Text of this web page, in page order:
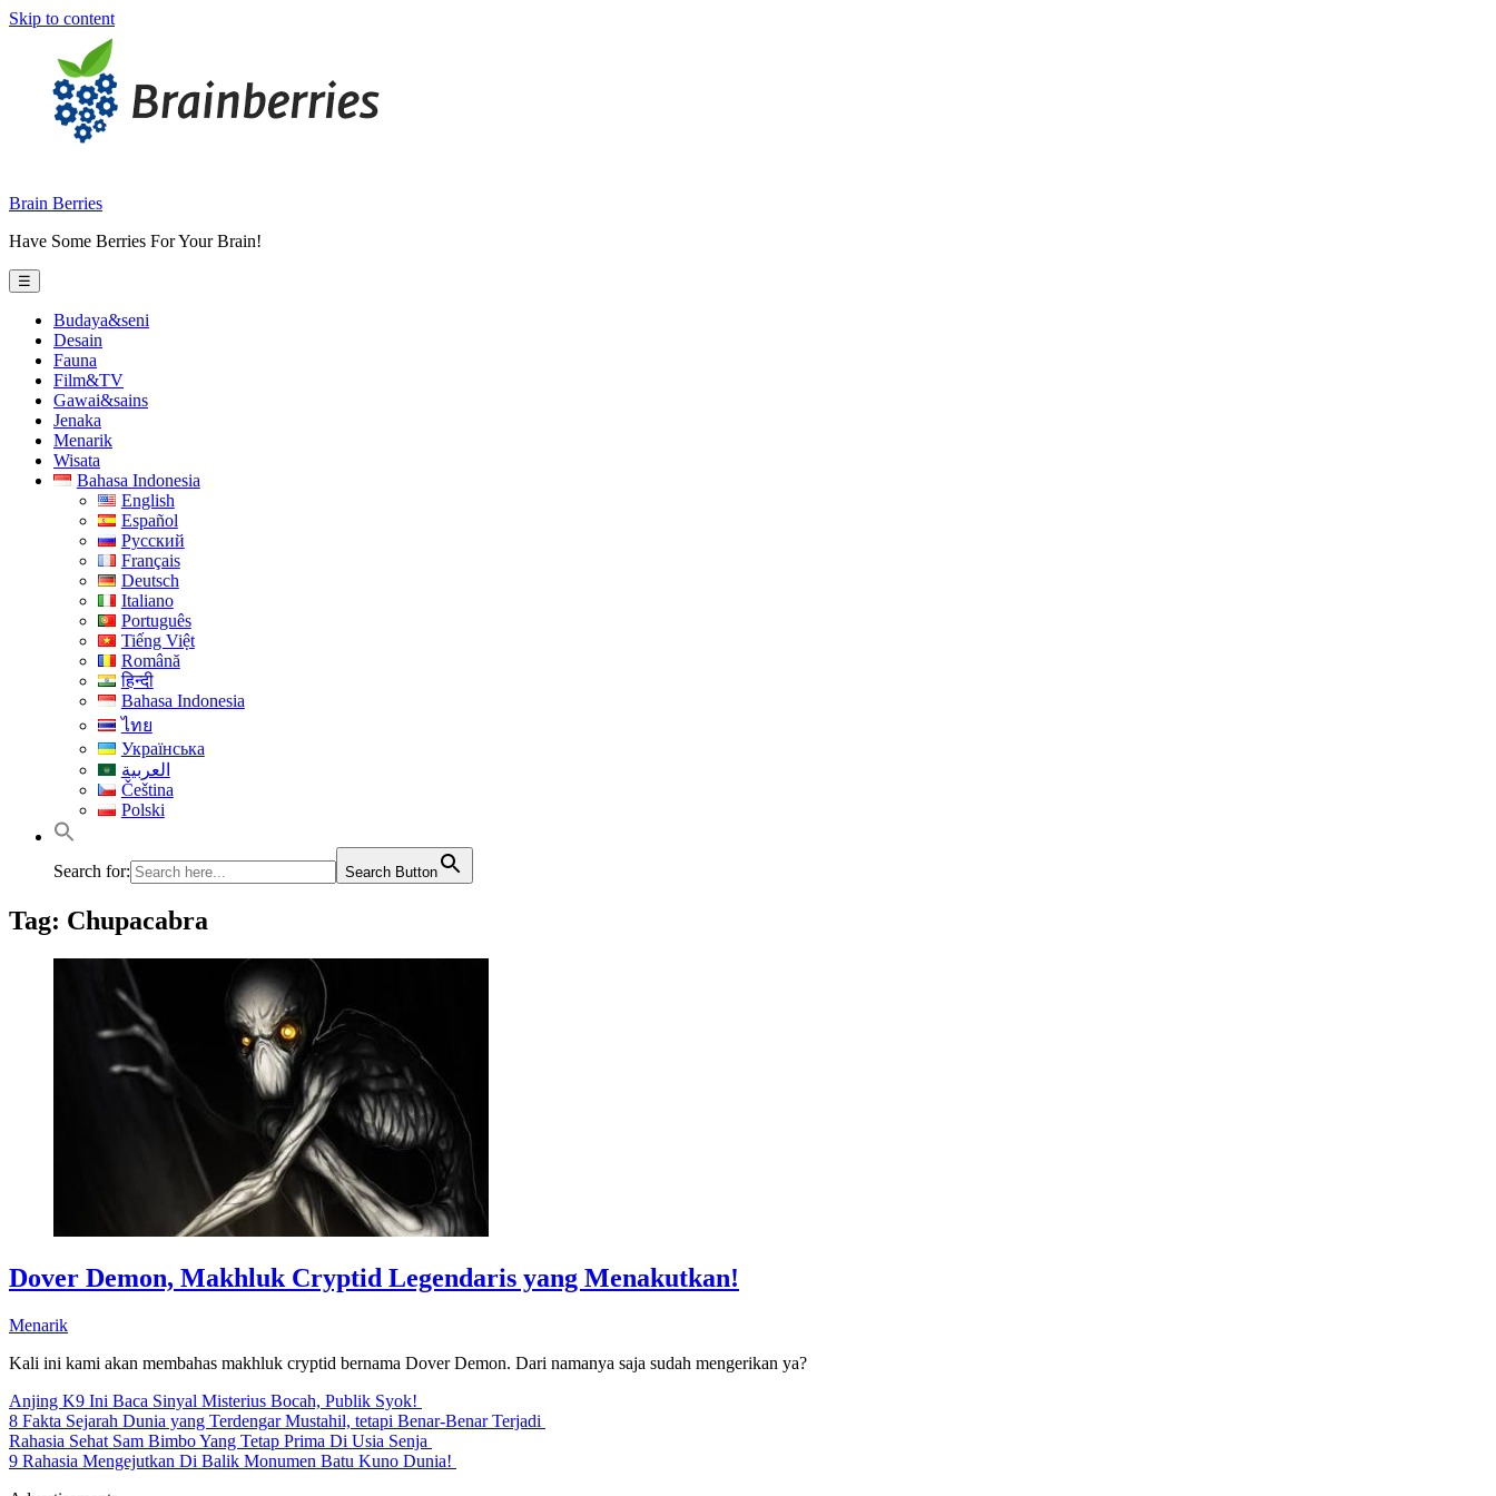
Skip to content
Brain Berries
Have Some Berries For Your Brain!
☰
Budaya&seni
Desain
Fauna
Film&TV
Gawai&sains
Jenaka
Menarik
Wisata
Bahasa Indonesia
English
Español
Русский
Français
Deutsch
Italiano
Português
Tiếng Việt
Română
हिन्दी
Bahasa Indonesia
ไทย
Українська
العربية
Čeština
Polski
Search for: Search Button
Tag: Chupacabra
Dover Demon, Makhluk Cryptid Legendaris yang Menakutkan!
Menarik
Kali ini kami akan membahas makhluk cryptid bernama Dover Demon. Dari namanya saja sudah mengerikan ya?
Anjing K9 Ini Baca Sinyal Misterius Bocah, Publik Syok!
8 Fakta Sejarah Dunia yang Terdengar Mustahil, tetapi Benar-Benar Terjadi
Rahasia Sehat Sam Bimbo Yang Tetap Prima Di Usia Senja
9 Rahasia Mengejutkan Di Balik Monumen Batu Kuno Dunia!